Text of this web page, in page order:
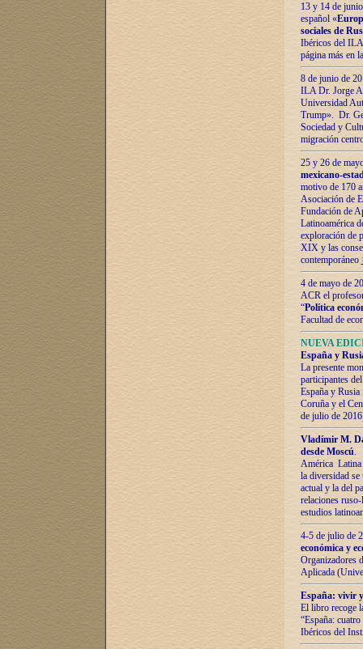
13 y 14 de
español «
sociales de
Ibéricos del ILA
página más en
8 de junio de
ILA Dr. Jorge
Universidad
Trump». Dr.
Sociedad y
migración
25 y 26 de
mexicano-
motivo de 170
Asociación de
Fundación de
Latinoamérica
exploración de
XIX y las
contemporáneo
4 de mayo de
ACR el
“Política
Facultad de
NUEVA
España y
La presente
participantes
España y
Coruña y el
de julio de
Vladímir М.
desde Moscú.
América Latina
la diversidad
actual у lа del
relaciones
estudios
4-5 de julio de
económica y
Organizadores
Aplicada
España: vivir
El libro recoge
“España:
Ibéricos del